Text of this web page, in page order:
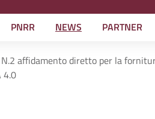
PNRR NEWS PARTNER
affidamento diretto per la
4.0